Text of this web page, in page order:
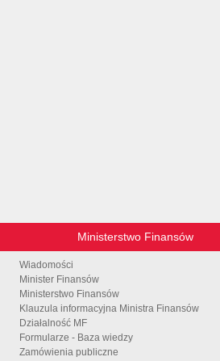
Ministerstwo Finansów
Wiadomości
Minister Finansów
Ministerstwo Finansów
Klauzula informacyjna Ministra Finansów
Działalność MF
Formularze - Baza wiedzy
Zamówienia publiczne